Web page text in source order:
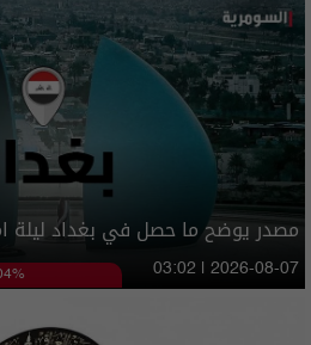
مصدر يوضح ما حصل في بغداد ليلة
03:02 | 2026-08-07